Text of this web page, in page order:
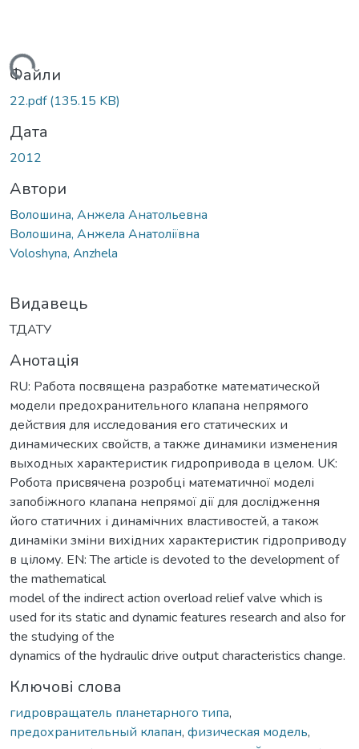
Файли
22.pdf(135.15 KB)
Дата
2012
Автори
Волошина, Анжела Анатольевна
Волошина, Анжела Анатоліївна
Voloshyna, Anzhela
Видавець
ТДАТУ
Анотація
RU: Работа посвящена разработке математической
модели предохранительного клапана непрямого
действия для исследования его статических и
динамических свойств, а также динамики изменения
выходных характеристик гидропривода в целом. UK:
Робота присвячена розробці математичної моделі
запобіжного клапана непрямої дії для дослідження
його статичних і динамічних властивостей, а також
динаміки зміни вихідних характеристик гідроприводу
в цілому. EN: The article is devoted to the development of
the mathematical
model of the indirect action overload relief valve which is
used for its static and dynamic features research and also for
the studying of the
dynamics of the hydraulic drive output characteristics change.
Ключові слова
гидровращатель планетарного типа,
предохранительный клапан, физическая модель,